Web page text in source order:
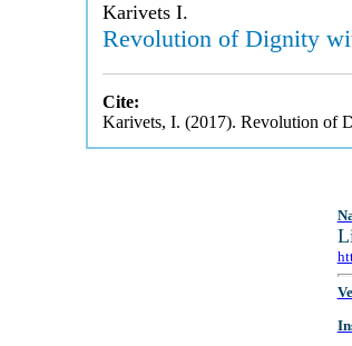
Karivets I.
Revolution of Dignity
Cite:
Karivets, I. (2017). Revolution of